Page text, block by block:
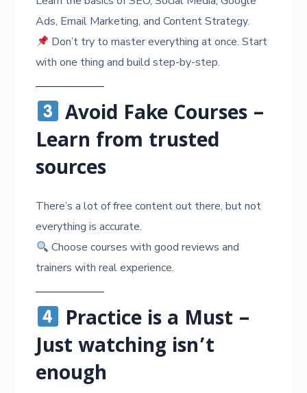
Ads, Email Marketing, and Content Strategy.
Don’t try to master everything at once. Start
with one thing and build step-by-step.
Avoid Fake Courses –
Learn from trusted
sources
There’s a lot of free content out there, but not
everything is accurate.
Choose courses with good reviews and
trainers with real experience.
Practice is a Must –
Just watching isn’t
enough